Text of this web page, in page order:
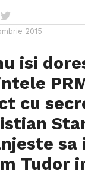
2015
isi
cu
sa
Tudor